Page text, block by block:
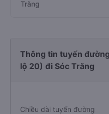
Trăng
Thông tin tuyến
lộ 20) đi Sóc Trăng
Chiều dài tuyến đường